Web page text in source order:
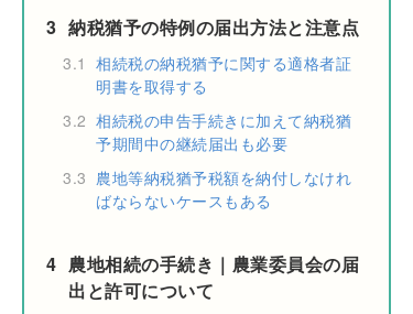
3 納税猶予の特例の届出方法と注意点
3.1 相続税の納税猶予に関する適格者証
明書を取得する
3.2 相続税の申告手続きに加えて納税猶
予期間中の継続届出も必要
3.3 農地等納税猶予税額を納付しなけれ
ばならないケースもある
4 農地相続の手続き｜農業委員会の届
出と許可について